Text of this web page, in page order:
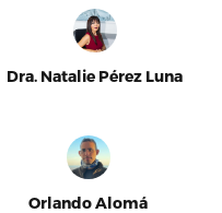
Dra. Natalie Pérez Luna
Orlando Alomá